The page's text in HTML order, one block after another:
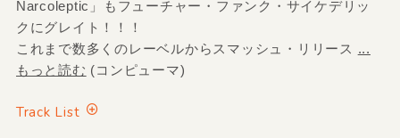
Narcoleptic」もフューチャー・ファンク・サイケデリッ
クにグレイト！！！
これまで数多くのレーベルからスマッシュ・リリース ...
もっと読む (コンピューマ)
Track List